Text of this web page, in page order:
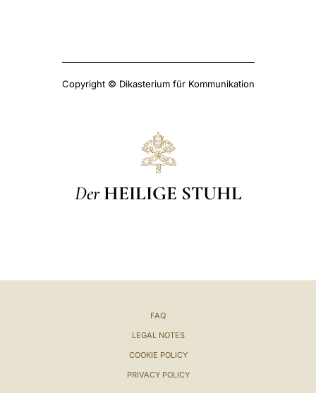
Copyright © Dikasterium für Kommunikation
Der HEILIGE STUHL
FAQ
LEGAL NOTES
COOKIE POLICY
PRIVACY POLICY